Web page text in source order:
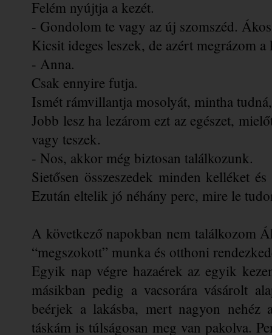
Felém nyújtja a kezét.
- Gondolom te vagy az új szomszéd.
Kicsit ideges leszek, de azért megrázom
- Anna.
Csak ennyire futja.
Ismét rámvillantja mosolyát, mintha
Jobb lesz ha lezárom ezt az egészet,
vagy teszek.
- Nos, akkor még biztosan találkozunk.
Sietősen összeszedek minden kelléket
Ezután eltelik jó néhány perc, mire le
A következő napokban nem találkozom
“megszokott” munka és otthoni
Egyik nap végre hazaérek az egyik
másikban pedig a vacsorára vásárolt
beérjek a lakásba, mert nagyon nehéz
táskám is túlságosan meg van pakolva.